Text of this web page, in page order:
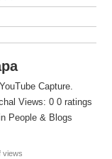
Capture.
Views: 0 0 ratings
People & Blogs
views